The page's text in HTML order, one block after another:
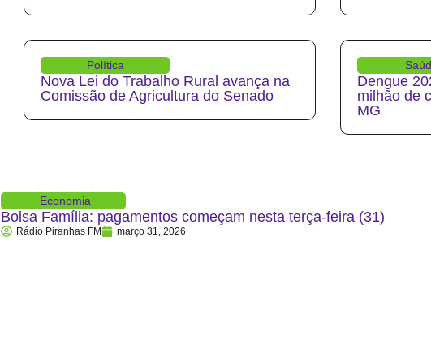
Política
Nova Lei do Trabalho Rural avança na
Comissão de Agricultura do Senado
Dengue
milhão de
MG
Economia
Bolsa Família: pagamentos começam nesta terça-feira (31)
Rádio Piranhas FM março 31, 2026